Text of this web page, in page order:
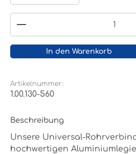
Produkt Anzahl: Gib den
In den Warenkorb
Artikelnummer:
1.00.130-560
Beschreibung
Unsere Universal-
hochwertigen